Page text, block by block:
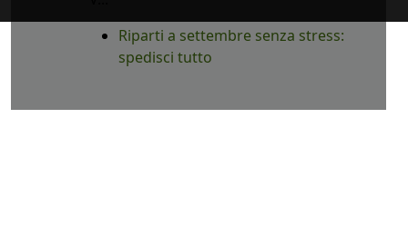
Riparti a settembre senza stress:
spedisci tutto